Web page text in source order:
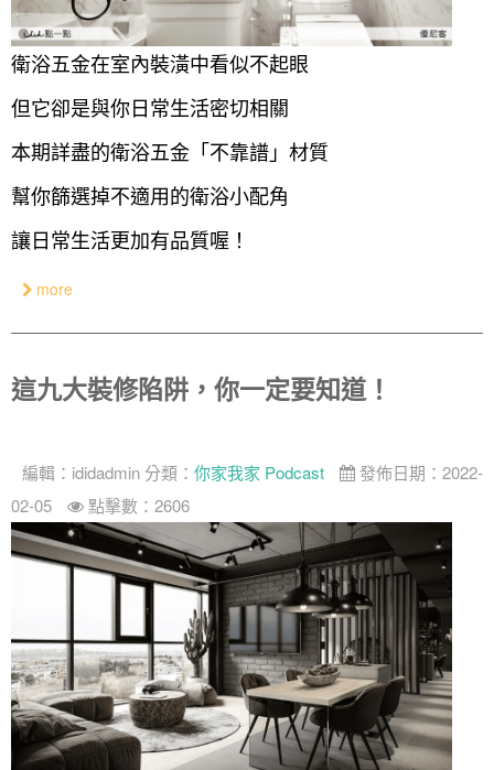
衛浴五金在室內裝潢中看似不起眼
但它卻是與你日常生活密切相關
本期詳盡的衛浴五金「不靠譜」材質
幫你篩選掉不適用的衛浴小配角
讓日常生活更加有品質喔！
more
這九大裝修陷阱，你一定要知道！
編輯： ididadmin 分類： 你家我家 Podcast
發佈日期：2022-
02-05
點擊數：2606